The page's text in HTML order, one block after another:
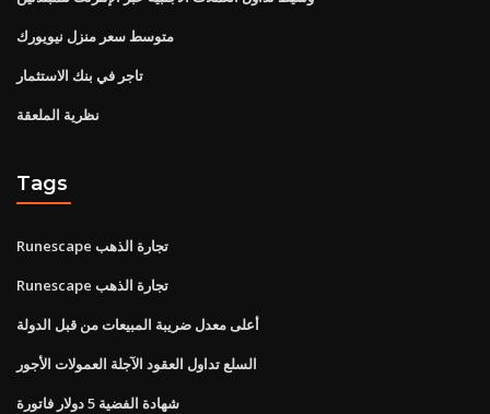
متوسط ​​سعر منزل نيويورك
تاجر في بنك الاستثمار
نظرية الملعقة
Tags
Runescape تجارة الذهب
Runescape تجارة الذهب
أعلى معدل ضريبة المبيعات من قبل الدولة
السلع تداول العقود الآجلة العمولات الأجور
شهادة الفضية 5 دولار فاتورة